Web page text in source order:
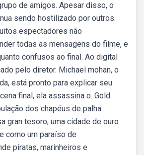
de amigos. Apesar disso, o
sendo hostilizado por outros.
espectadores não
todas as mensagens do filme, e
confusos ao final. Ao digital
pelo diretor. Michael mohan, o
está pronto para explicar seu
final, ela assassina o. Gold
dos chapéus de palha
gran tesoro, uma cidade de ouro
como um paraíso de
piratas, marinheiros e